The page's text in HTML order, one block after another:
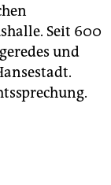
Seit 600
und